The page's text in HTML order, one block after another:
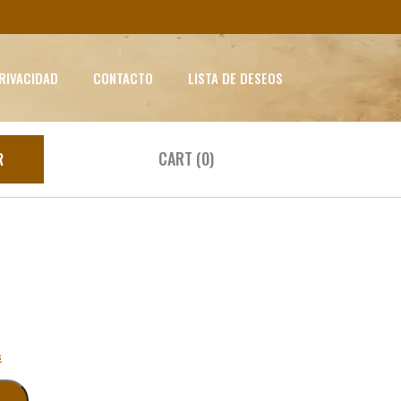
CONTACTO LISTA DE DESEOS
CART (0)